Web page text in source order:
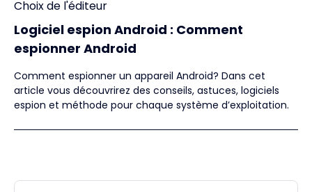
Choix de l'éditeur
Logiciel espion Android : Comment
espionner Android
Comment espionner un appareil Android? Dans cet
article vous découvrirez des conseils, astuces, logiciels
espion et méthode pour chaque système d’exploitation.